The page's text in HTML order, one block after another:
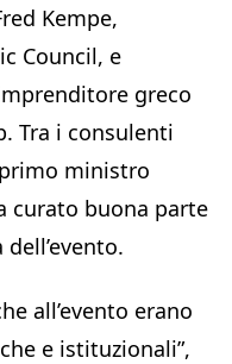
Kempe,
Council, e
greco
Tra i consulenti
ministro
curato buona parte
all’evento erano
e istituzionali”,